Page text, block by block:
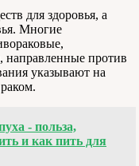
для здоровья, а
Многие
направленные против
указывают на
- польза,
и как пить для